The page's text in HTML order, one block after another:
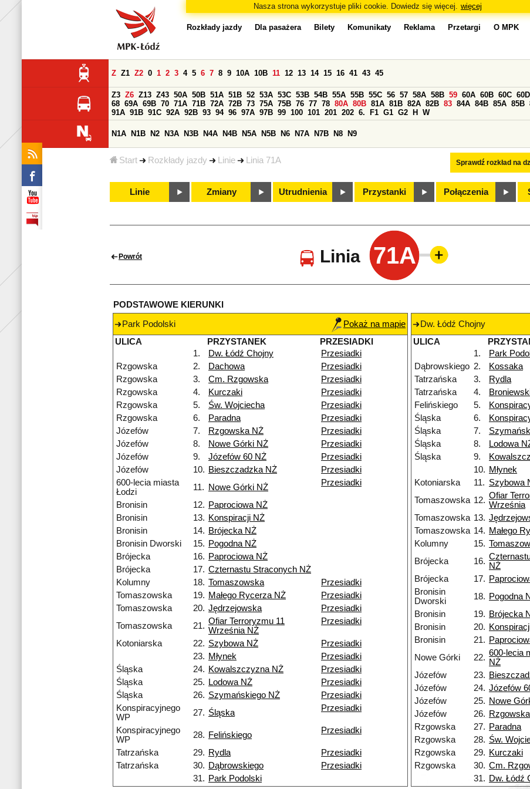
Nasza strona wykorzystuje pliki cookie. Dowiedz się więcej. więcej
Start Rozkłady jazdy Linie Linia 71A
Rozkłady jazdy Dla pasażera Bilety Komunikaty Reklama Przetargi O MPK
Sprawdź rozkład na
Z Z1 Z2 0 1 2 3 4 5 6 7 8 9 10A 10B 11 12 13 14 15 16 41 43 45
Z3 Z6 Z13 Z43 50A 50B 51A 51B 52 53A 53C 53B 54B 55A 55B 55C 56 57 58A 58B 59 60A 60B 60C 60D
68 69A 69B 70 71A 71B 72A 72B 73 75A 75B 76 77 78 80A 80B 81A 81B 82A 82B 83 84A 84B 85A 85B
91A 91B 91C 92A 92B 93 94 96 97A 97B 99 100 101 201 202 6. F1 G1 G2 H W
N1A N1B N2 N3A N3B N4A N4B N5A N5B N6 N7A N7B N8 N9
Linie Zmiany Utrudnienia Przystanki Połączenia
Powrót Linia 71A
PODSTAWOWE KIERUNKI
Park Podolski
Pokaż na mapie
ULICA
PRZYSTANEK
PRZESIADKI
1.
Dw. Łódź Chojny
Przesiadki
Rzgowska
2. Dachowa
Przesiadki
Rzgowska
3. Cm. Rzgowska
Przesiadki
Rzgowska
4. Kurczaki
Przesiadki
Rzgowska
5. Św. Wojciecha
Przesiadki
Rzgowska
6. Paradna
Przesiadki
Józefów
7. Rzgowska NŻ
Przesiadki
Józefów
8. Nowe Górki NŻ
Przesiadki
Józefów
9. Józefów 60 NŻ
Przesiadki
Józefów
10. Bieszczadzka NŻ
Przesiadki
600-lecia miasta
Łodzi
11. Nowe Górki NŻ Przesiadki
Bronisin 12. Paprociowa NŻ
Bronisin
13. Konspiracji NŻ
Bronisin
14. Brójecka NŻ
Bronisin Dworski
15. Pogodna NŻ
Brójecka
16. Paprociowa NŻ
Brójecka
17. Czternastu Straconych NŻ
Kolumny
18. Tomaszowska
Przesiadki
Tomaszowska
19. Małego Rycerza NŻ
Przesiadki
Tomaszowska
20. Jędrzejowska
Przesiadki
Tomaszowska
21. Ofiar Terroryzmu 11
Września NŻ
Przesiadki
Kotoniarska 22. Szybowa NŻ
Przesiadki
23. Młynek
Przesiadki
Śląska
24. Kowalszczyzna NŻ
Przesiadki
Śląska
25. Lodowa NŻ
Przesiadki
Śląska
26. Szymańskiego NŻ
Przesiadki
Konspiracyjnego
WP
27. Śląska Przesiadki
Konspiracyjnego
WP
28. Felińskiego Przesiadki
Tatrzańska 29. Rydla
Przesiadki
Tatrzańska
30. Dąbrowskiego
Przesiadki
31. Park Podolski
Dw. Łódź Chojny
ULICA
1.
Park
Dąbrowskiego 2. Kossaka
Tatrzańska
3. Rydla
Tatrzańska
4.
Felińskiego
5.
Śląska
6.
Śląska
7.
Śląska
8. Lodowa
Śląska
9.
10. Młynek
Kotoniarska
11. Szybowa
Tomaszowska 12. Ofiar
Września
Tomaszowska 13.
Tomaszowska 14. Małego
Kolumny
15.
Brójecka
16. NŻ
Brójecka
17.
Bronisin
Dworski
18. Pogodna
Bronisin
19. Brójecka
Bronisin
20.
Bronisin
21.
Nowe Górki
22. 600-lecia
NŻ
Józefów 23.
Józefów
24. Józefów
Józefów
25. Nowe
Józefów
26.
Rzgowska
27. Paradna
Rzgowska
28. Św.
Rzgowska
29. Kurczaki
Rzgowska
30. Cm.
31. Dw. Łódź